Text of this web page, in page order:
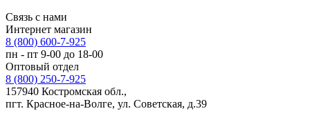
Связь с нами
Интернет магазин
8 (800) 600-7-925
пн - пт 9-00 до 18-00
Оптовый отдел
8 (800) 250-7-925
157940 Костромская обл.,
пгт. Красное-на-Волге, ул. Советская, д.39